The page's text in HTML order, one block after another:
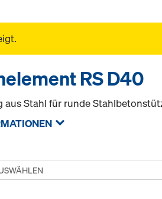
RS D40
aus Stahl für runde